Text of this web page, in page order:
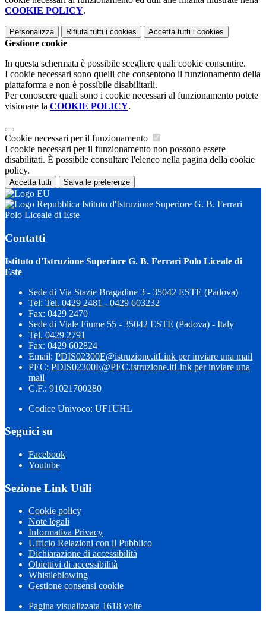
COOKIE POLICY.
Personalizza Rifiuta tutti i cookies Accetta tutti i cookies
Gestione cookie
In questa schermata è possibile scegliere quali cookie consentire.
I cookie necessari sono quelli che consentono il funzionamento della
piattaforma e non è possibile disabilitarli.
Per conoscere quali sono i cookie necessari al funzionamento potete
visionare la COOKIE POLICY.
Cookie necessari per il funzionamento
I cookie necessari per il funzionamento non possono essere
disabilitati. È possibile consultare l'elenco nella pagina della cookie
policy.
Accetta tutti Salva le preferenze
Istituto d'Istruzione Superiore G. B. Ferrari
Polo Liceale di Este
Contatti
Istituto d'Istruzione Superiore G. B. Ferrari Polo Liceale di
Este
Sede di Via Stazie Bragadine 3 - 35042 ESTE (Padova)
Tel: Tel. 0429 2481 - 0429 603232
Fax: 0429 2470
Sede di Viale Fiume 55 - 35042 ESTE (Padova) - Italy
Tel. 0429 2791
Fax: 0429 602824
Email: PDIS02300E@istruzione.itLink per inviare una mail
PEC: PDIS02300E@PEC.istruzione.itLink per inviare una
mail
C.F.: 91021700280
Codice Univoco: UF1UHL
Seguici su
Facebook
Youtube
Sezione Link Utili
Cookie policy
Note legali
Informativa Privacy
Ufficio Relazioni con il Pubblico
Dichiarazione di accessibilità
Obiettivi di accessibilità
Whistleblowing
Gestione consensi cookie
Pagina visualizzata 1618 volte